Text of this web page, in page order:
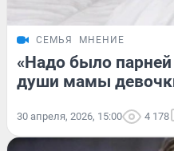
СЕМЬЯ МНЕНИЕ
«Надо было
души мамы
30 апреля, 2026, 15:00 4 178